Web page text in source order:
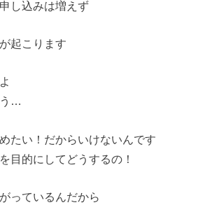
し込みは増えず
起こります
う…
たい！だからいけないんです
目的にしてどうするの！
っているんだから